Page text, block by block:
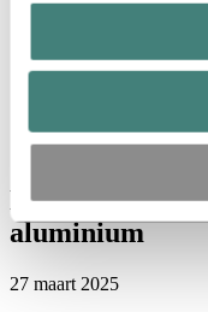
Innovatie en
Medewerkers en
Recycling
Energy
Nieuwe stoel
aluminium
27 maart 2025